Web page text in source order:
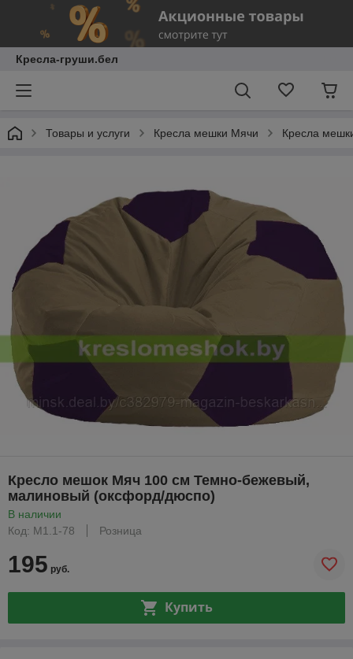
Кресла-груши.бел
Товары и услуги Кресла мешки Мячи Кресла
Кресло мешок Мяч 100 см Темно-бежевый,
малиновый (оксфорд/дюспо)
В наличии
Код: М1.1-78
Розница
195 руб.
Купить